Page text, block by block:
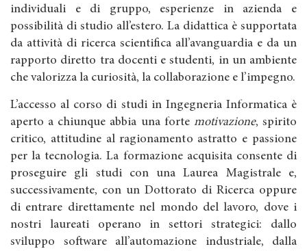
individuali e di gruppo, esperienze in azienda e
possibilità di studio all’estero. La didattica è supportata
da attività di ricerca scientifica all’avanguardia e da un
rapporto diretto tra docenti e studenti, in un ambiente
che valorizza la curiosità, la collaborazione e l’impegno.
L’accesso al corso di studi in Ingegneria Informatica è
aperto a chiunque abbia una forte motivazione, spirito
critico, attitudine al ragionamento astratto e passione
per la tecnologia. La formazione acquisita consente di
proseguire gli studi con una Laurea Magistrale e,
successivamente, con un Dottorato di Ricerca oppure
di entrare direttamente nel mondo del lavoro, dove i
nostri laureati operano in settori strategici: dallo
sviluppo software all’automazione industriale, dalla